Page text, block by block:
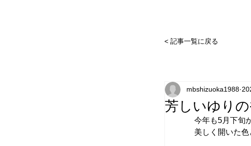
< 記事一覧に戻る
芳しいゆり
mbshizuoka1988
今年も5月下旬
美しく開いた色